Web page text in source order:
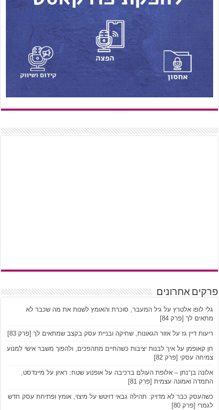
פרקים אחרונים
גלי לופו אלטרץ על גיל המעבר, סוכרת והאומץ לשנות את מה שכבר לא
מתאים לך [פרק 84]
ריעות דיין גז על אזור הגאונות, שחיקה ובניית עסק בקצב שמתאים לך [פרק 83]
חן קאופמן על איך לבנות יציבות כשהחיים מתהפכים, ולהפוך משבר אישי למנוע
צמיחה עסקי [פרק 82]
אלונה בן־נתן – אלופת העולם ברכיבה על אופנוע שטח: ראיון על מיינדסט,
התמדה ואמונה עצמית [פרק 81]
כשהעסק כבר לא מדויק: תהילה גבאי דויטש על מיצוי, אומץ ופתיחת עסק חדש
לגמרי [פרק 80]